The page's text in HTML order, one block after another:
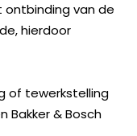
van de
hierdoor
of tewerkstelling
Bakker & Bosch